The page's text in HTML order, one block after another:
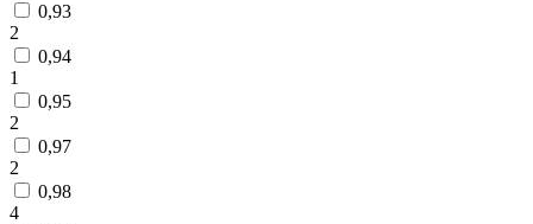
0,93
2
0,94
1
0,95
2
0,97
2
0,98
4